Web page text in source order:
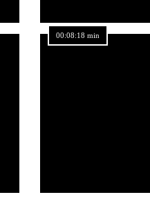
00:08:18 min